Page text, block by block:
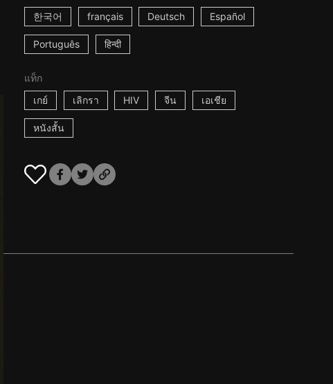
한국어 français Deutsch Español
Português हिन्दी
แท็ก
เกย์
เลิกรา HIV จีน เอเชีย
หนังสั้น